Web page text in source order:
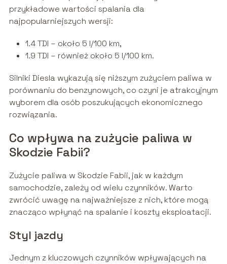
przykładowe wartości spalania dla
najpopularniejszych wersji:
1.4 TDI – około 5 l/100 km,
1.9 TDI – również około 5 l/100 km.
Silniki Diesla wykazują się niższym zużyciem paliwa w
porównaniu do benzynowych, co czyni je atrakcyjnym
wyborem dla osób poszukujących ekonomicznego
rozwiązania.
Co wpływa na zużycie paliwa w
Skodzie Fabii?
Zużycie paliwa w Skodzie Fabii, jak w każdym
samochodzie, zależy od wielu czynników. Warto
zwrócić uwagę na najważniejsze z nich, które mogą
znacząco wpłynąć na spalanie i koszty eksploatacji.
Styl jazdy
Jednym z kluczowych czynników wpływających na